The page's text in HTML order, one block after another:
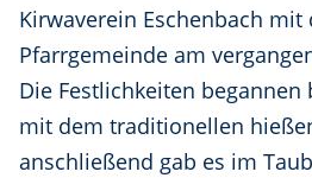
Kirwaverein Eschenbach mit
Pfarrgemeinde am
Die Festlichkeiten begannen
mit dem traditionellen
anschließend gab es im